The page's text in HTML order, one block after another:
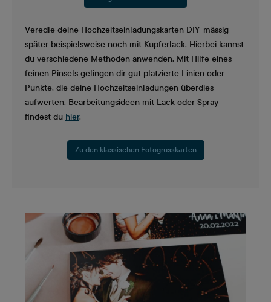
Veredle deine Hochzeitseinladungskarten DIY-mässig
später beispielsweise noch mit Kupferlack. Hierbei kannst
du verschiedene Methoden anwenden. Mit Hilfe eines
feinen Pinsels gelingen dir gut platzierte Linien oder
Punkte, die deine Hochzeitseinladungen überdies
aufwerten. Bearbeitungsideen mit Lack oder Spray
findest du hier.
Zu den klassischen Fotogrusskarten